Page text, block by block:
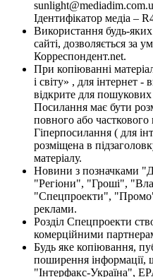
Ідентифікатор медіа –
Використання будь-
сайті, дозволяється за
Корреспондент.net.
При копіюванні
і світу» , для інтернет
відкрите для
Посилання має бути
повного або часткового
Гіперпосилання ( для
розміщена в
матеріалу.
Новини з позначками
"Регіони", "Гроші",
"Спецпроекти",
реклами.
Розділ Спецпроекти
комерційними
Будь яке копіювання,
поширення інформації,
"Інтерфакс-Україна",